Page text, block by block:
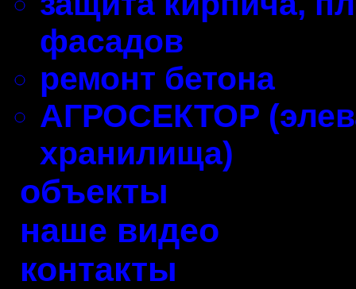
фасадов
ремонт бетона
АГРОСЕКТОР
хранилища)
объекты
наше видео
контакты